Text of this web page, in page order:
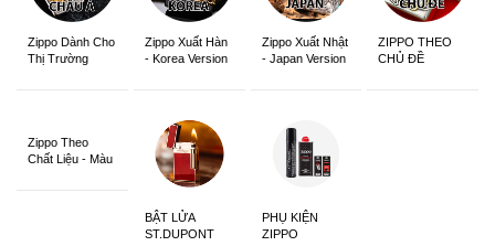
Zippo Dành Cho
Thị Trường
Zippo Xuất Hàn
- Korea Version
Zippo Xuất Nhật
- Japan Version
ZIPPO THEO
CHỦ ĐỀ
Zippo Theo
Chất Liệu - Màu
BẬT LỬA
ST.DUPONT
PHỤ KIỆN
ZIPPO